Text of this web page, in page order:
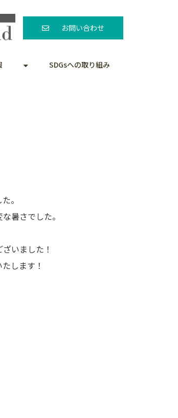
お問い合わせ
SDGsへの取り組み
。
暑さでした。
いました！
します！